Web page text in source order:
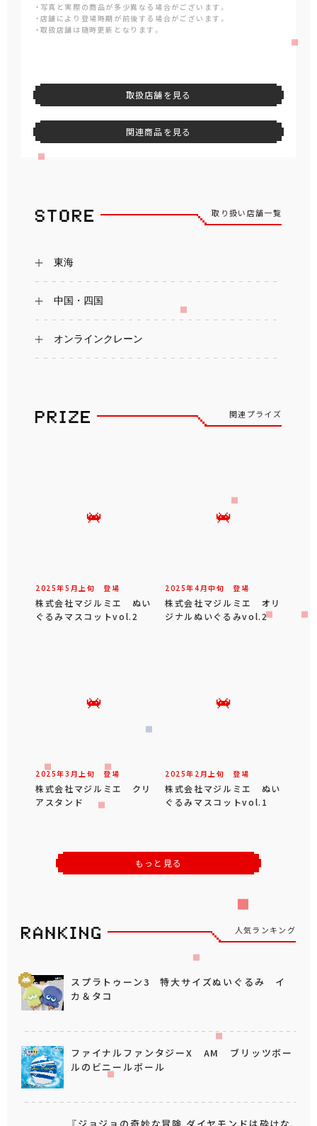
・写真と実際の商品が多少異なる場合がございます。
・店舗により登場時期が前後する場合がございます。
・取扱店舗は随時更新となります。
取扱店舗を見る
関連商品を見る
取り扱い店舗一覧
東海
中国・四国
オンラインクレーン
関連プライズ
2025年5 月 上旬 登場
株式会社マジルミエ ぬい
ぐるみマスコットvol.2
2025年4 月中旬 登場
株式会社マジルミエ オリ
ジナルぬいぐるみvol.2
2025年3 月 上旬 登場
株式会社マジルミエ クリ
アスタンド
2025年 2 月 上旬 登場
株式会社マジルミエ ぬい
ぐるみマスコットvol.1
もっと見る
人気ランキング
スプラトゥーン3 特大サイズぬいぐるみ イ
カ＆タコ
ファイナルファンタジーX AM ブリッツボー
ルのビニールボール
『ジョジョの奇妙な冒険 ダイヤモンドは砕けな